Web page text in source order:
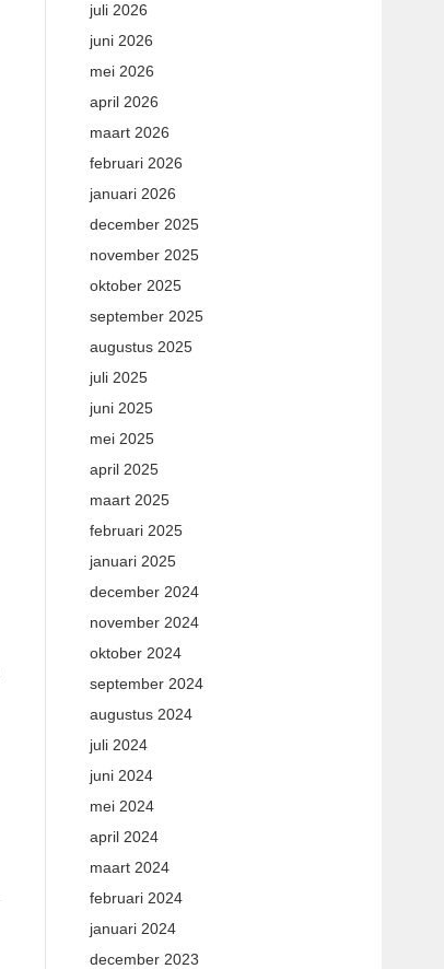
juli 2026
juni 2026
mei 2026
april 2026
maart 2026
februari 2026
januari 2026
december 2025
november 2025
oktober 2025
september 2025
augustus 2025
juli 2025
juni 2025
mei 2025
april 2025
maart 2025
februari 2025
januari 2025
december 2024
november 2024
oktober 2024
september 2024
augustus 2024
juli 2024
juni 2024
mei 2024
april 2024
maart 2024
februari 2024
januari 2024
december 2023